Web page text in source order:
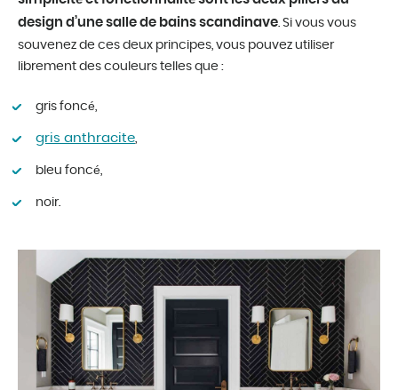
design d’une salle de bains scandinave . Si vous vous
souvenez de ces deux principes, vous pouvez utiliser
librement des couleurs telles que :
gris foncé,
gris anthracite
bleu foncé,
noir.